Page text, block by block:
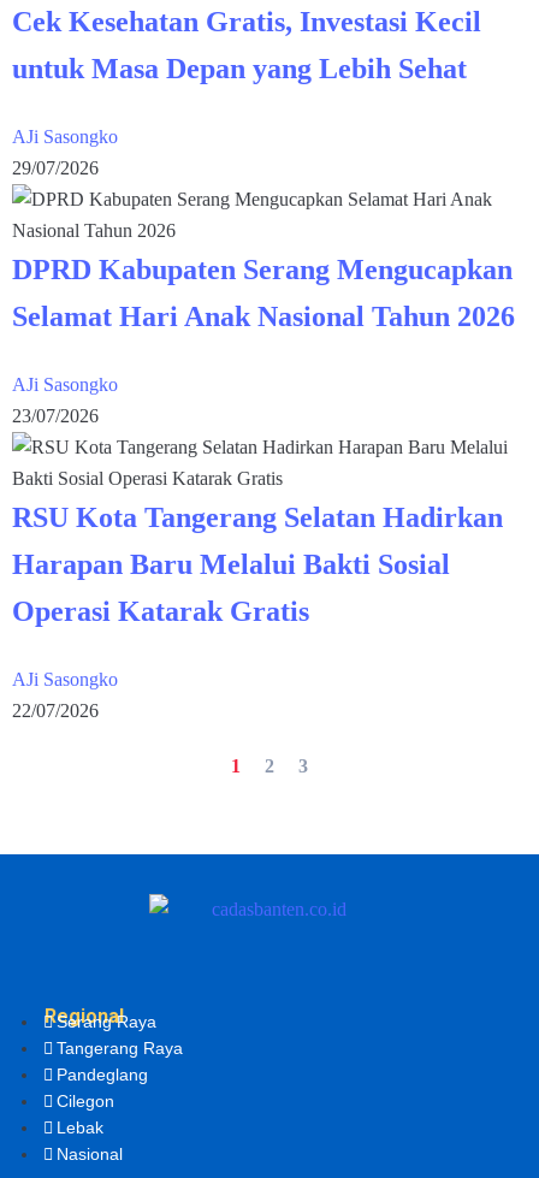
Cek Kesehatan Gratis, Investasi Kecil
untuk Masa Depan yang Lebih Sehat
AJi Sasongko
29/07/2026
DPRD Kabupaten Serang Mengucapkan
Selamat Hari Anak Nasional Tahun 2026
AJi Sasongko
23/07/2026
RSU Kota Tangerang Selatan Hadirkan
Harapan Baru Melalui Bakti Sosial
Operasi Katarak Gratis
AJi Sasongko
22/07/2026
1 2 3
Regional
Serang Raya
Tangerang Raya
Pandeglang
Cilegon
Lebak
Nasional